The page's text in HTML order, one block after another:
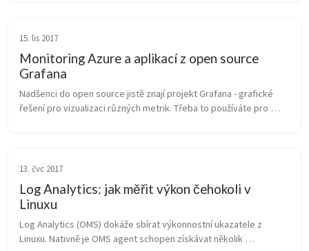
15. lis 2017
Monitoring Azure a aplikací z open source
Grafana
Nadšenci do open source jistě znají projekt Grafana - grafické
řešení pro vizualizaci různých metrik. Třeba to používáte pro
13. čvc 2017
Log Analytics: jak měřit výkon čehokoli v
Linuxu
Log Analytics (OMS) dokáže sbírat výkonnostní ukazatele z
Linuxu. Nativně je OMS agent schopen získávat několik